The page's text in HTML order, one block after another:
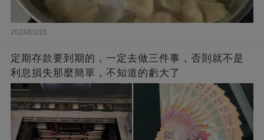
2024/01/15
定期存款要到期的，一定去做三件事，否則就不是
利息損失那麼簡單，不知道的虧大了